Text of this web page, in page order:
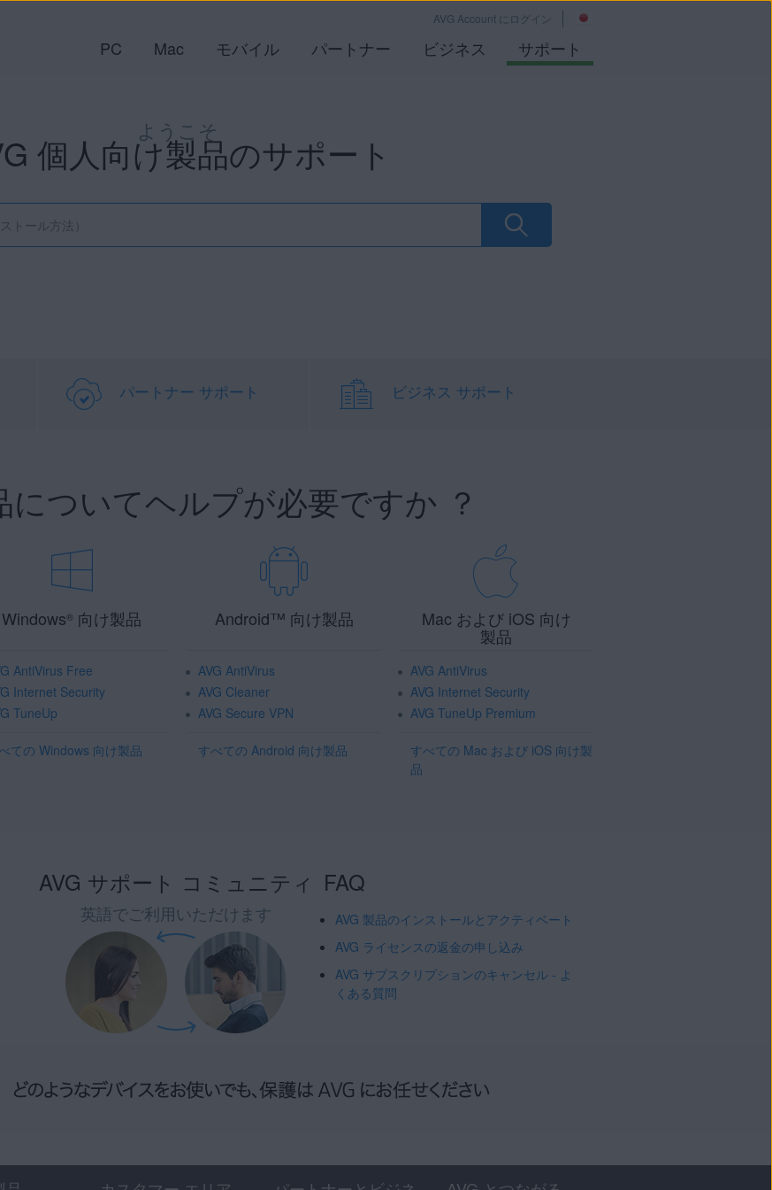
AVG Account にログイン
PC Mac モバイル パートナー ビジネス サポート
ようこそ
個人向け製品のサポート
パートナー サポート ビジネス サポート
についてヘルプが必要ですか ？
Windows® 向け製品
AntiVirus Free
Internet Security
TuneUp
ての Windows 向け製品
Android™ 向け製品
AVG AntiVirus
AVG Cleaner
AVG Secure VPN
すべての Android 向け製品
Mac および iOS 向け
製品
AVG AntiVirus
AVG Internet Security
AVG TuneUp Premium
すべての Mac および iOS 向け製
品
AVG サポート コミュニティ
英語でご利用いただけます
FAQ
AVG 製品のインストールとアクティベート
AVG ライセンスの返金の申し込み
AVG サブスクリプションのキャンセル - よ
くある質問